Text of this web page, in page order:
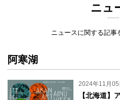
ニュ
ニュースに関する記事
阿寒湖
2024年11月05
【北海道】